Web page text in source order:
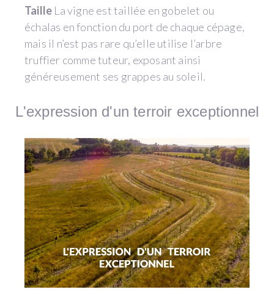
Taille La vigne est taillée en gobelet ou
échalas en fonction du port de chaque cépage,
mais il n’est pas rare qu’elle utilise l’arbre
truffier comme tuteur, exposant ainsi
généreusement ses grappes au soleil.
L'expression d'un terroir exceptionnel